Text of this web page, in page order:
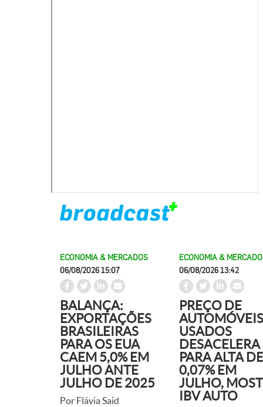
ECONOMIA & MERCADOS
06/08/2026 15:07
BALANÇA:
EXPORTAÇÕES
BRASILEIRAS
PARA OS EUA
CAEM 5,0% EM
JULHO ANTE
JULHO DE 2025
Por Flávia Said
ECONOMIA &
06/08/2026 13:42
PREÇO DE
AUTOMÓVEIS
USADOS
DESACELERA
PARA ALTA DE
0,07% EM
JULHO,
IBV AUTO